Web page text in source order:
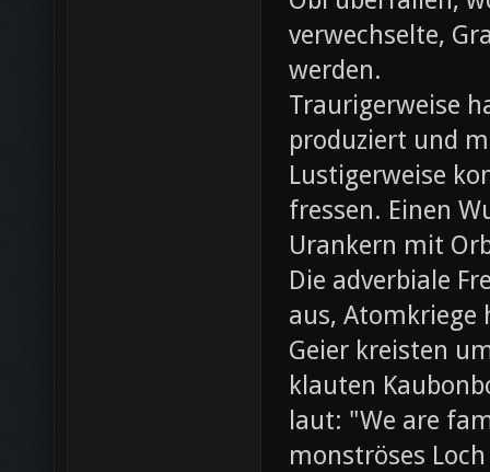
verwechselte,
werden.
Traurigerweise
produziert und
Lustigerweise
fressen. Einen
Urankern mit
Die adverbiale
aus,
Geier kreisten
klauten
laut: "We are
monströses